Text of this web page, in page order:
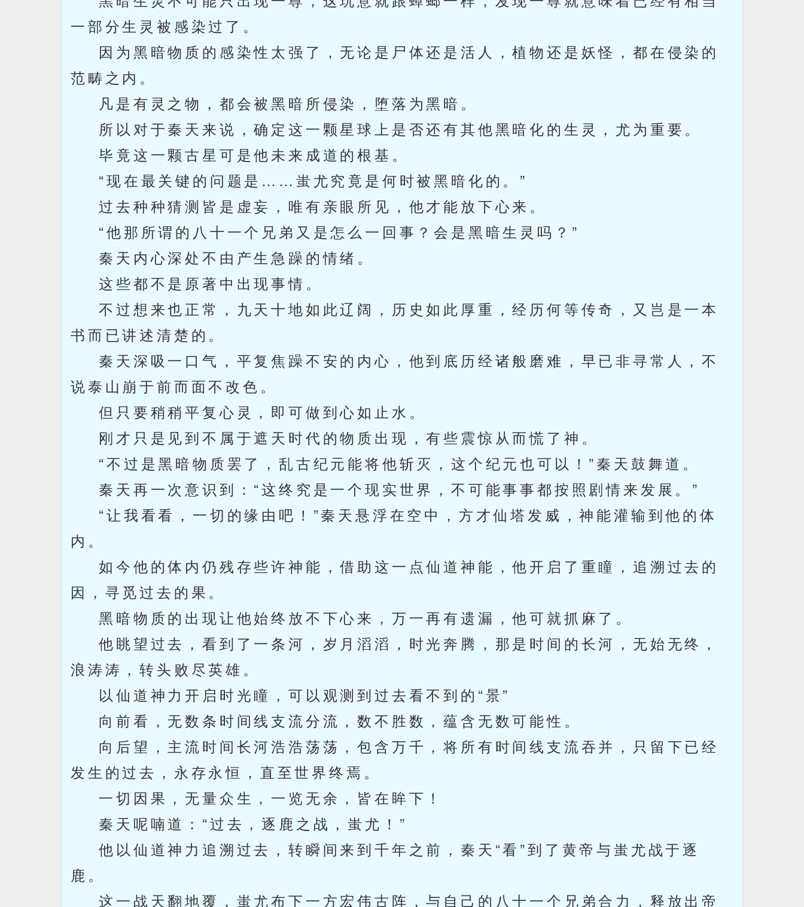
一部分生灵被感染过了。
因为黑暗物质的感染性太强了，无论是尸体还是活人，植物还是妖怪，都在侵染的
范畴之内。
凡是有灵之物，都会被黑暗所侵染，堕落为黑暗。
所以对于秦天来说，确定这一颗星球上是否还有其他黑暗化的生灵，尤为重要。
毕竟这一颗古星可是他未来成道的根基。
“现在最关键的问题是……蚩尤究竟是何时被黑暗化的。”
过去种种猜测皆是虚妄，唯有亲眼所见，他才能放下心来。
“他那所谓的八十一个兄弟又是怎么一回事？会是黑暗生灵吗？”
秦天内心深处不由产生急躁的情绪。
这些都不是原著中出现事情。
不过想来也正常，九天十地如此辽阔，历史如此厚重，经历何等传奇，又岂是一本
书而已讲述清楚的。
秦天深吸一口气，平复焦躁不安的内心，他到底历经诸般磨难，早已非寻常人，不
说泰山崩于前而面不改色。
但只要稍稍平复心灵，即可做到心如止水。
刚才只是见到不属于遮天时代的物质出现，有些震惊从而慌了神。
“不过是黑暗物质罢了，乱古纪元能将他斩灭，这个纪元也可以！”秦天鼓舞道。
秦天再一次意识到：“这终究是一个现实世界，不可能事事都按照剧情来发展。”
“让我看看，一切的缘由吧！”秦天悬浮在空中，方才仙塔发威，神能灌输到他的体
内。
如今他的体内仍残存些许神能，借助这一点仙道神能，他开启了重瞳，追溯过去的
因，寻觅过去的果。
黑暗物质的出现让他始终放不下心来，万一再有遗漏，他可就抓麻了。
他眺望过去，看到了一条河，岁月滔滔，时光奔腾，那是时间的长河，无始无终，
浪涛涛，转头败尽英雄。
以仙道神力开启时光瞳，可以观测到过去看不到的“景”
向前看，无数条时间线支流分流，数不胜数，蕴含无数可能性。
向后望，主流时间长河浩浩荡荡，包含万千，将所有时间线支流吞并，只留下已经
发生的过去，永存永恒，直至世界终焉。
一切因果，无量众生，一览无余，皆在眸下！
秦天呢喃道：“过去，逐鹿之战，蚩尤！”
他以仙道神力追溯过去，转瞬间来到千年之前，秦天“看”到了黄帝与蚩尤战于逐
鹿。
这一战天翻地覆，蚩尤布下一方宏伟古阵，与自己的八十一个兄弟合力，释放出帝